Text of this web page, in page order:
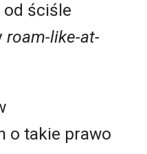
ściśle
roam-like-at-
o takie prawo